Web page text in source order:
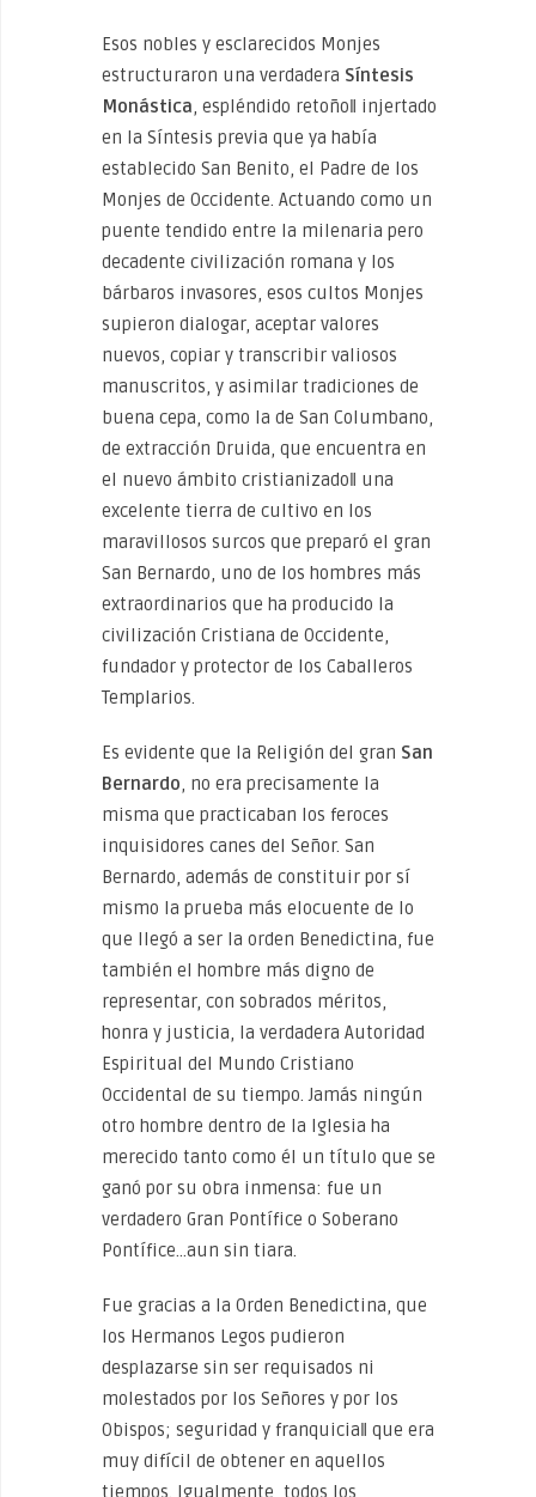
Esos nobles y esclarecidos Monjes
estructuraron una verdadera Síntesis
Monástica, espléndido retoño‖ injertado
en la Síntesis previa que ya había
establecido San Benito, el Padre de los
Monjes de Occidente. Actuando como un
puente tendido entre la milenaria pero
decadente civilización romana y los
bárbaros invasores, esos cultos Monjes
supieron dialogar, aceptar valores
nuevos, copiar y transcribir valiosos
manuscritos, y asimilar tradiciones de
buena cepa, como la de San Columbano,
de extracción Druida, que encuentra en
el nuevo ámbito cristianizado‖ una
excelente tierra de cultivo en los
maravillosos surcos que preparó el gran
San Bernardo, uno de los hombres más
extraordinarios que ha producido la
civilización Cristiana de Occidente,
fundador y protector de los Caballeros
Templarios.
Es evidente que la Religión del gran San
Bernardo, no era precisamente la
misma que practicaban los feroces
inquisidores canes del Señor. San
Bernardo, además de constituir por sí
mismo la prueba más elocuente de lo
que llegó a ser la orden Benedictina, fue
también el hombre más digno de
representar, con sobrados méritos,
honra y justicia, la verdadera Autoridad
Espiritual del Mundo Cristiano
Occidental de su tiempo. Jamás ningún
otro hombre dentro de la Iglesia ha
merecido tanto como él un título que se
ganó por su obra inmensa: fue un
verdadero Gran Pontífice o Soberano
Pontífice…aun sin tiara.
Fue gracias a la Orden Benedictina, que
los Hermanos Legos pudieron
desplazarse sin ser requisados ni
molestados por los Señores y por los
Obispos; seguridad y franquicia‖ que era
muy difícil de obtener en aquellos
tiempos. Igualmente, todos los